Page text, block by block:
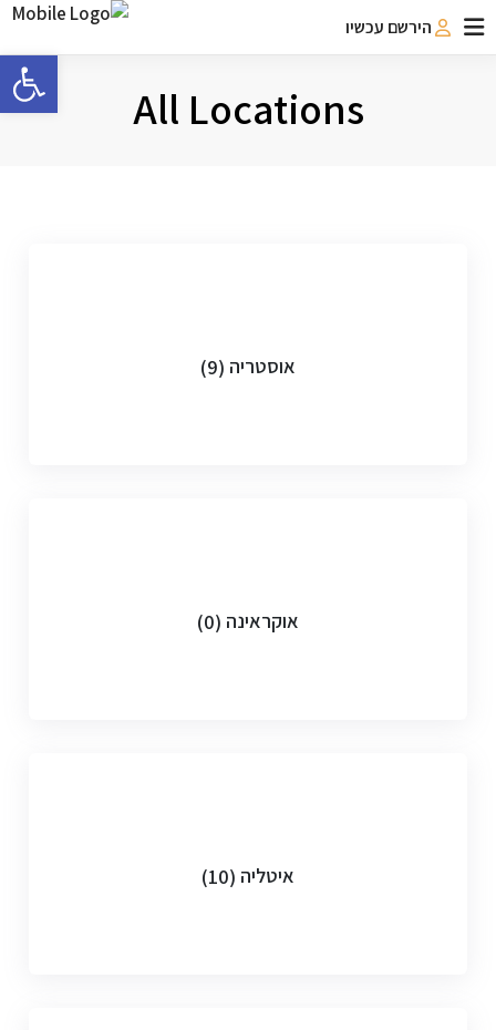
הירשם עכשיו
All Locations
אוסטריה (9)
אוקראינה (0)
איטליה (10)